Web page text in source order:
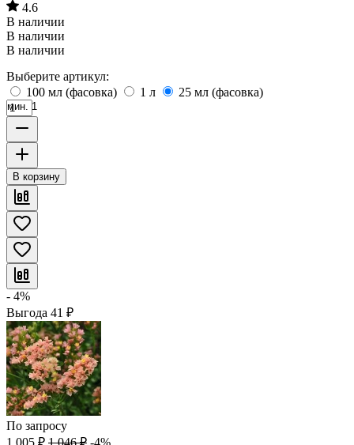
4.6
В наличии
В наличии
В наличии
Выберите артикул:
100 мл (фасовка)
1 л 25 мл (фасовка)
мин. 1
В корзину
- 4%
Выгода 41 ₽
По запросу
1 005 ₽ 1 046 ₽ -4%